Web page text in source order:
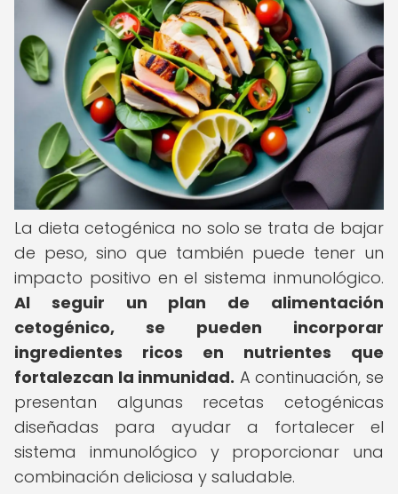
La dieta cetogénica no solo se trata de bajar
de peso, sino que también puede tener un
impacto positivo en el sistema inmunológico.
Al seguir un plan de alimentación
cetogénico, se pueden incorporar
ingredientes ricos en nutrientes que
fortalezcan la inmunidad. A continuación, se
presentan algunas recetas cetogénicas
diseñadas para ayudar a fortalecer el
sistema inmunológico y proporcionar una
combinación deliciosa y saludable.